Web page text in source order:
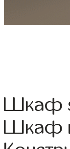
Шкаф
Шкаф в